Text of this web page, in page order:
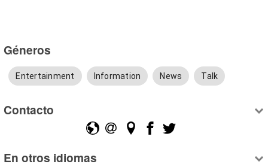
Géneros
Entertainment Information News Talk
Contacto
En otros idiomas